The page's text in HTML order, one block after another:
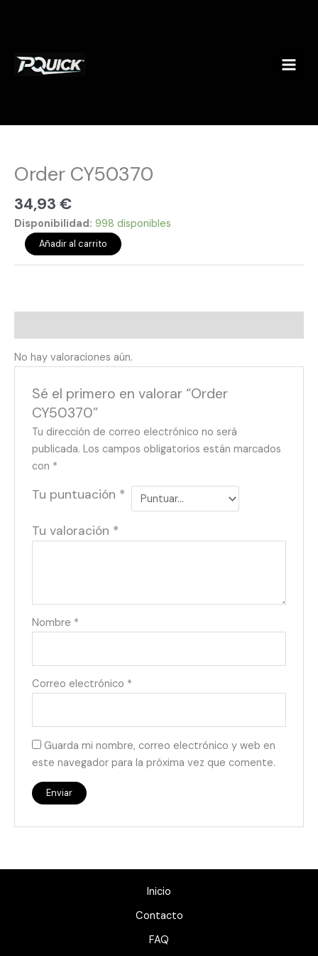
Order CY50370
34,93 €
Disponibilidad: 998 disponibles
cantidad
Añadir al carrito
No hay valoraciones aún.
Sé el primero en valorar “Order
CY50370”
Tu dirección de correo electrónico no será
publicada. Los campos obligatorios están marcados
con *
Tu puntuación *
Tu valoración *
Nombre *
Correo electrónico *
Guarda mi nombre, correo electrónico y web en
este navegador para la próxima vez que comente.
Inicio
Contacto
FAQ